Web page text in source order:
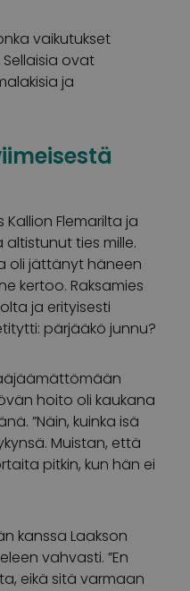
vaikutukset
ovat
ja
Kallion Flemarilta ja
ties mille.
oli jättänyt häneen
kertoo. Raksamies
ja erityisesti
pärjääkö junnu?
hoito oli kaukana
”Näin, kuinka isä
Muistan, että
pitkin, kun hän ei
kanssa Laakson
vahvasti. ”En
eikä sitä varmaan